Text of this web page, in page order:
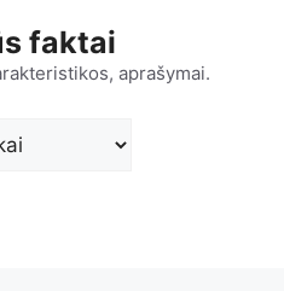
faktai
aprašymai.